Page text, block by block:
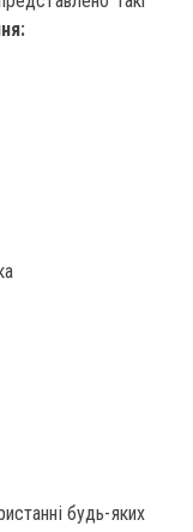
будь-яких